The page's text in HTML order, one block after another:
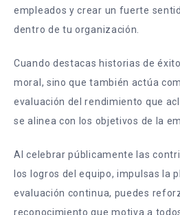
empleados y crear un fuerte
dentro de tu organización.
Cuando destacas historias de
moral, sino que también actúa
evaluación del rendimiento que
se alinea con los objetivos de la
Al celebrar públicamente las
los logros del equipo, impulsas la
evaluación continua, puedes
reconocimiento que motiva a